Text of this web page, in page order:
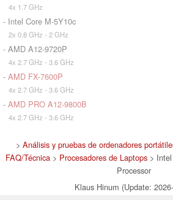
4x 1.7 GHz
- Intel Core M-5Y10c
2x 0.8 GHz - 2 GHz
- AMD A12-9720P
4x 2.7 GHz - 3.6 GHz
- AMD FX-7600P
4x 2.7 GHz - 3.6 GHz
- AMD PRO A12-9800B
4x 2.7 GHz - 3.6 GHz
> Análisis y pruebas de ordenadores
FAQ/Técnica > Procesadores de Laptops >
Processor
Klaus Hinum (Update: